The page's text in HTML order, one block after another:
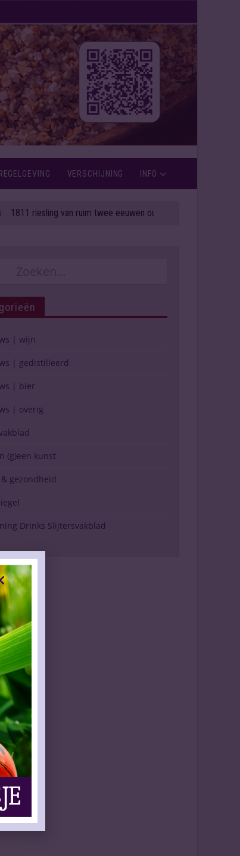
VERSCHIJNING INFO
van ruim twee eeuwen oud onder de hamer
| wijn
| gedistilleerd
| bier
| overig
(g)een kunst
gezondheid
Drinks Slijtersvakblad